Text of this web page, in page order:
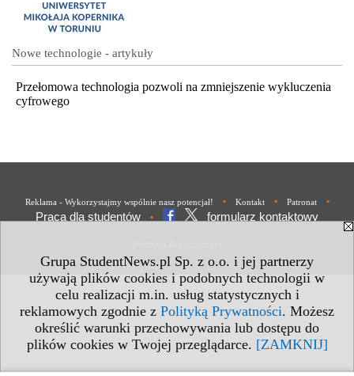
Grupa StudentNews.pl Sp. z o.o. i jej partnerzy
używają plików cookies i podobnych technologii w
celu realizacji m.in. usług statystycznych i
reklamowych zgodnie z Polityką Prywatności. Możesz
określić warunki przechowywania lub dostępu do
plików cookies w Twojej przeglądarce. [ZAMKNIJ]
Nowe technologie - artykuły
Przełomowa technologia pozwoli na zmniejszenie wykluczenia
cyfrowego
Reklama - Wykorzystajmy wspólnie nasz potencjał! • Kontakt • Patronat •
Praca dla studentów • formularz kontaktowy